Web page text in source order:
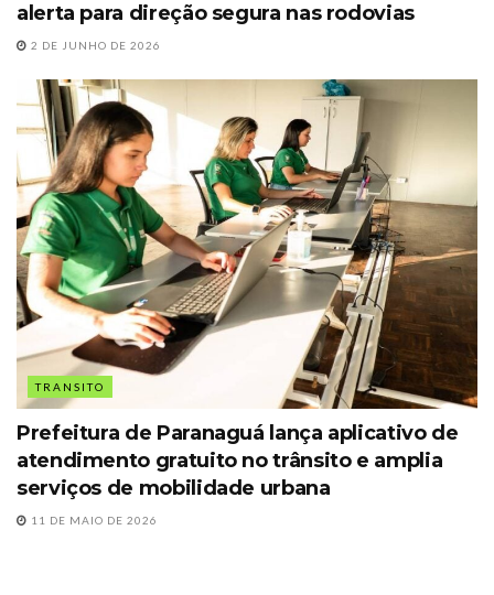
alerta para direção segura nas rodovias
2 DE JUNHO DE 2026
TRANSITO
Prefeitura de Paranaguá lança aplicativo de
atendimento gratuito no trânsito e amplia
serviços de mobilidade urbana
11 DE MAIO DE 2026